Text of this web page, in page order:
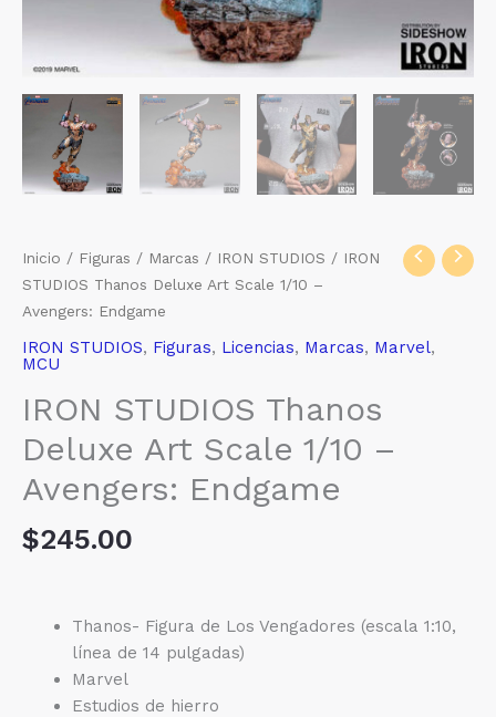
Inicio / Figuras / Marcas / IRON STUDIOS / IRON
STUDIOS Thanos Deluxe Art Scale 1/10 –
Avengers: Endgame
IRON STUDIOS, Figuras, Licencias, Marcas, Marvel,
MCU
IRON STUDIOS Thanos
Deluxe Art Scale 1/10 –
Avengers: Endgame
$245.00
Thanos- Figura de Los Vengadores (escala 1:10,
línea de 14 pulgadas)
Marvel
Estudios de hierro